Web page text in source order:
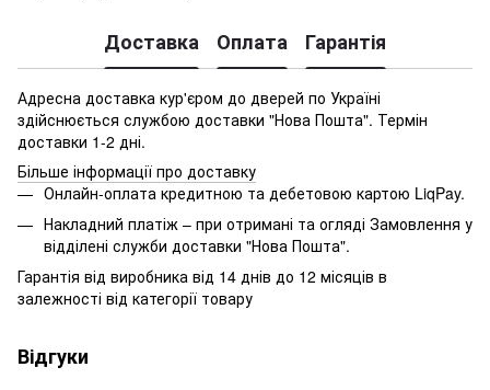
Доставка Оплата Гарантія
Адресна доставка кур'єром до дверей по Україні
здійснюється службою доставки "Нова Пошта". Термін
доставки 1-2 дні.
Більше інформації про доставку
Онлайн-оплата кредитною та дебетовою картою LiqPay.
Накладний платіж – при отримані та огляді Замовлення у
відділені служби доставки "Нова Пошта".
Гарантія від виробника від 14 днів до 12 місяців в
залежності від категорії товару
Відгуки